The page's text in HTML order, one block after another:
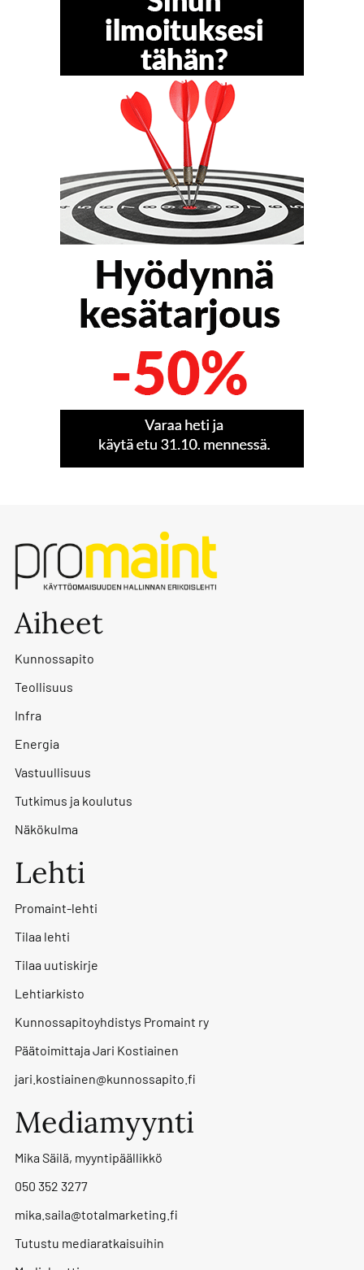
Aiheet
Kunnossapito
Teollisuus
Infra
Energia
Vastuullisuus
Tutkimus ja koulutus
Näkökulma
Lehti
Promaint-lehti
Tilaa lehti
Tilaa uutiskirje
Lehtiarkisto
Kunnossapitoyhdistys Promaint ry
Päätoimittaja Jari Kostiainen
jari.kostiainen@kunnossapito.fi
Mediamyynti
Mika Säilä, myyntipäällikkö
050 352 3277
mika.saila@totalmarketing.fi
Tutustu mediaratkaisuihin